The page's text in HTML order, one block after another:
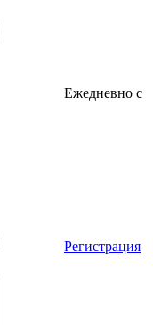
Ежедневно с
Регистрация